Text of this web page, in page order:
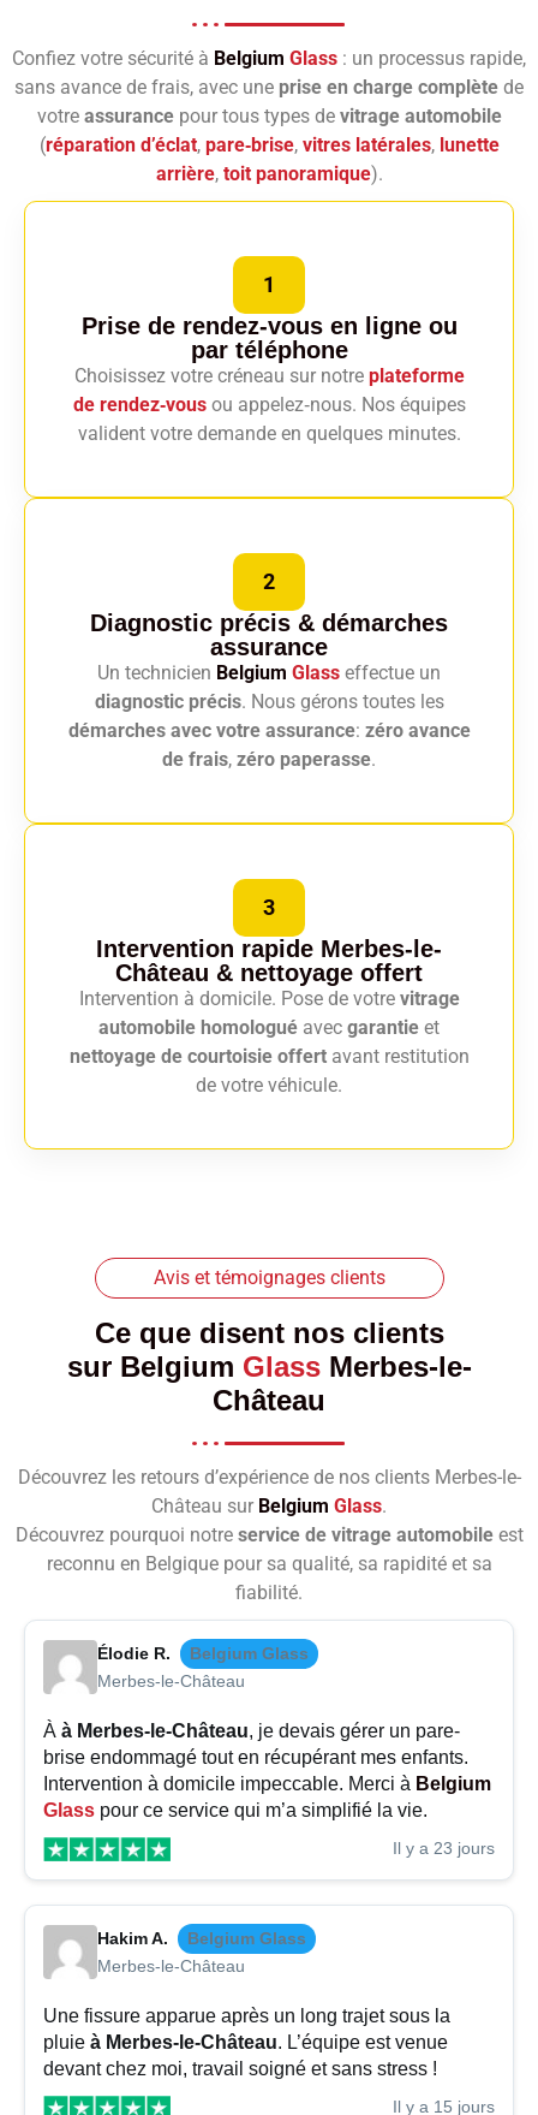
Confiez votre sécurité à Belgium Glass : un processus rapide,
sans avance de frais, avec une prise en charge complète de
votre assurancepour tous types de vitrage automobile
(réparation d’éclat, pare‑brise, vitres latérales, lunette
arrière, toit panoramique).
1
Prise de rendez-vous en ligne ou
par téléphone
Choisissez votre créneau sur notre plateforme
de rendez‑vousou appelez‑nous. Nos équipes
valident votre demande en quelques minutes.
2
Diagnostic précis & démarches
assurance
Un technicien Belgium Glass effectue un
diagnostic précis. Nous gérons toutes les
démarches avec votre assurance: zéro avance
de frais, zéro paperasse.
3
Intervention rapide Merbes-le-
Château & nettoyage offert
Intervention à domicile. Pose de votre vitrage
automobile homologué avec garantie et
nettoyage de courtoisie offertavant restitution
de votre véhicule.
Avis et témoignages clients
Ce que disent nos clients
sur Belgium GlassMerbes-le-
Château
Découvrez les retours d’expérience de nos clients Merbes-le-
Château sur Belgium Glass.
Découvrez pourquoi notre service de vitrage automobileest
reconnu en Belgique pour sa qualité, sa rapidité et sa
fiabilité.
Élodie R.
Belgium Glass
Merbes-le-Château
À à Merbes-le-Château, je devais gérer un pare-
brise endommagé tout en récupérant mes enfants.
Intervention à domicile impeccable. Merci à Belgium
Glass pour ce service qui m’a simplifié la vie.
Il y a 23 jours
Hakim A.
Belgium Glass
Merbes-le-Château
Une fissure apparue après un long trajet sous la
pluie à Merbes-le-Château. L’équipe est venue
devant chez moi, travail soigné et sans stress !
Il y a 15 jours